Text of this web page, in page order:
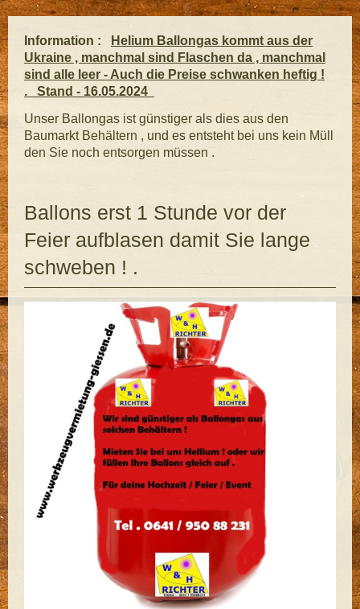
Information :
Helium Ballongas kommt aus der
Ukraine , manchmal sind Flaschen da , manchmal
sind alle leer - Auch die Preise schwanken heftig !
. Stand - 16.05.2024
Unser Ballongas ist günstiger als dies aus den
Baumarkt Behältern , und es entsteht bei uns kein Müll
den Sie noch entsorgen müssen .
Ballons erst 1 Stunde vor der
Feier aufblasen damit Sie lange
schweben ! .